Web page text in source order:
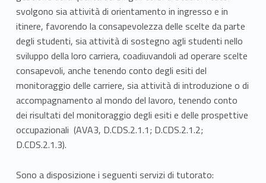
u
t
o
r
a
t
o
svolgono sia attività di orientamento in ingresso e in
itinere, favorendo la consapevolezza delle scelte da parte
degli studenti, sia attività di sostegno agli studenti nello
sviluppo della loro carriera, coadiuvandoli ad operare scelte
consapevoli, anche tenendo conto degli esiti del
monitoraggio delle carriere, sia attività di introduzione o di
accompagnamento al mondo del lavoro, tenendo conto
dei risultati del monitoraggio degli esiti e delle prospettive
occupazionali (AVA3, D.CDS.2.1.1; D.CDS.2.1.2;
D.CDS.2.1.3).
Sono a disposizione i seguenti servizi di tutorato: